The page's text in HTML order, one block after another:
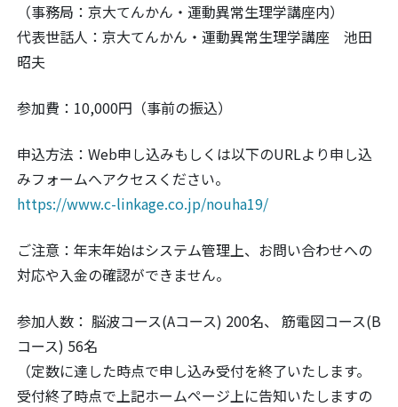
（事務局：京大てんかん・運動異常生理学講座内）
代表世話人：京大てんかん・運動異常生理学講座 池田
昭夫
参加費：10,000円（事前の振込）
申込方法：Web申し込みもしくは以下のURLより申し込
みフォームへアクセスください。
https://www.c-linkage.co.jp/nouha19/
ご注意：年末年始はシステム管理上、お問い合わせへの
対応や入金の確認ができません。
参加人数： 脳波コース(Aコース) 200名、 筋電図コース(B
コース) 56名
（定数に達した時点で申し込み受付を終了いたします。
受付終了時点で上記ホームページ上に告知いたしますの